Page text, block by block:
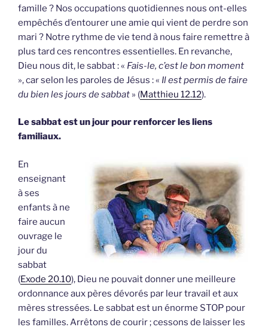
famille ? Nos occupations quotidiennes nous ont-elles
empêchés d’entourer une amie qui vient de perdre son
mari ? Notre rythme de vie tend à nous faire remettre à
plus tard ces rencontres essentielles. En revanche,
Dieu nous dit, le sabbat : « Fais-le, c’est le bon moment
», car selon les paroles de Jésus : « Il est permis de faire
du bien les jours de sabbat » (Matthieu 12.12).
Le sabbat est un jour pour renforcer les liens
familiaux.
En
enseignant
à ses
enfants à ne
faire aucun
ouvrage le
jour du
sabbat
(Exode 20.10), Dieu ne pouvait donner une meilleure
ordonnance aux pères dévorés par leur travail et aux
mères stressées. Le sabbat est un énorme STOP pour
les familles. Arrêtons de courir ; cessons de laisser les